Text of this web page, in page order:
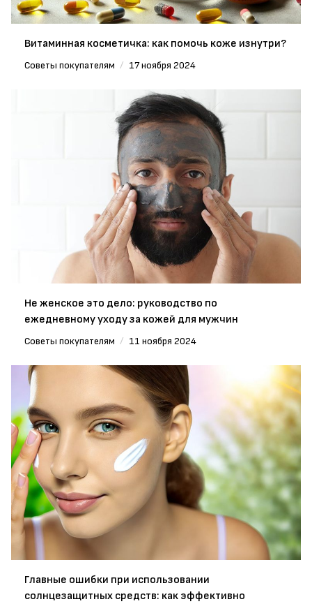
Витаминная косметичка: как помочь коже изнутри?
Советы покупателям / 17 ноября 2024
Не женское это дело: руководство по
ежедневному уходу за кожей для мужчин
Советы покупателям / 11 ноября 2024
Главные ошибки при использовании
солнцезащитных средств: как эффективно